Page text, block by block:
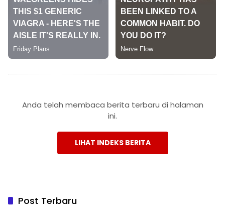
Anda telah membaca berita terbaru di halaman
ini.
LIHAT INDEKS BERITA
Post Terbaru